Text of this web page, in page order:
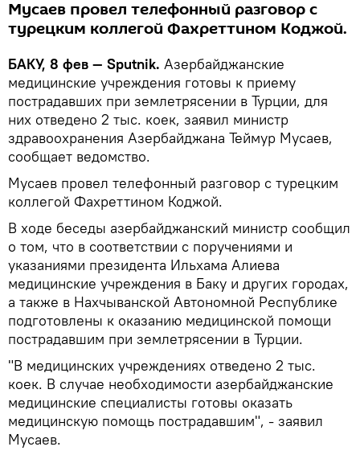
Мусаев провел телефонный разговор с
турецким коллегой Фахреттином Коджой.
БАКУ, 8 фев — Sputnik. Азербайджанские
медицинские учреждения готовы к приему
пострадавших при землетрясении в Турции, для
них отведено 2 тыс. коек, заявил министр
здравоохранения Азербайджана Теймур Мусаев,
сообщает ведомство.
Мусаев провел телефонный разговор с турецким
коллегой Фахреттином Коджой.
В ходе беседы азербайджанский министр сообщил
о том, что в соответствии с поручениями и
указаниями президента Ильхама Алиева
медицинские учреждения в Баку и других городах,
а также в Нахчыванской Автономной Республике
подготовлены к оказанию медицинской помощи
пострадавшим при землетрясении в Турции.
"В медицинских учреждениях отведено 2 тыс.
коек. В случае необходимости азербайджанские
медицинские специалисты готовы оказать
медицинскую помощь пострадавшим", - заявил
Мусаев.